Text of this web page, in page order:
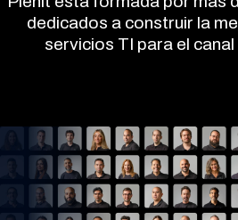
dedicados a construir la
servicios TI para el